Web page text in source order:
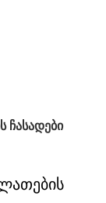
ჩასადები